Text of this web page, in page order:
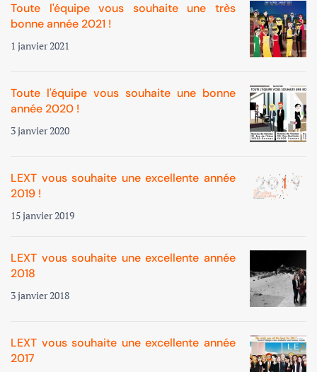
Toute l'équipe vous souhaite une très
bonne année 2021 !
1 janvier 2021
Toute l'équipe vous souhaite une bonne
année 2020 !
3 janvier 2020
LEXT vous souhaite une excellente année
2019 !
15 janvier 2019
LEXT vous souhaite une excellente année
2018
3 janvier 2018
LEXT vous souhaite une excellente année
2017